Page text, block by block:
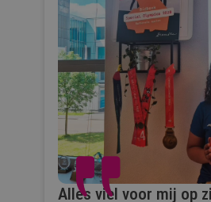
Alles viel voor mij op